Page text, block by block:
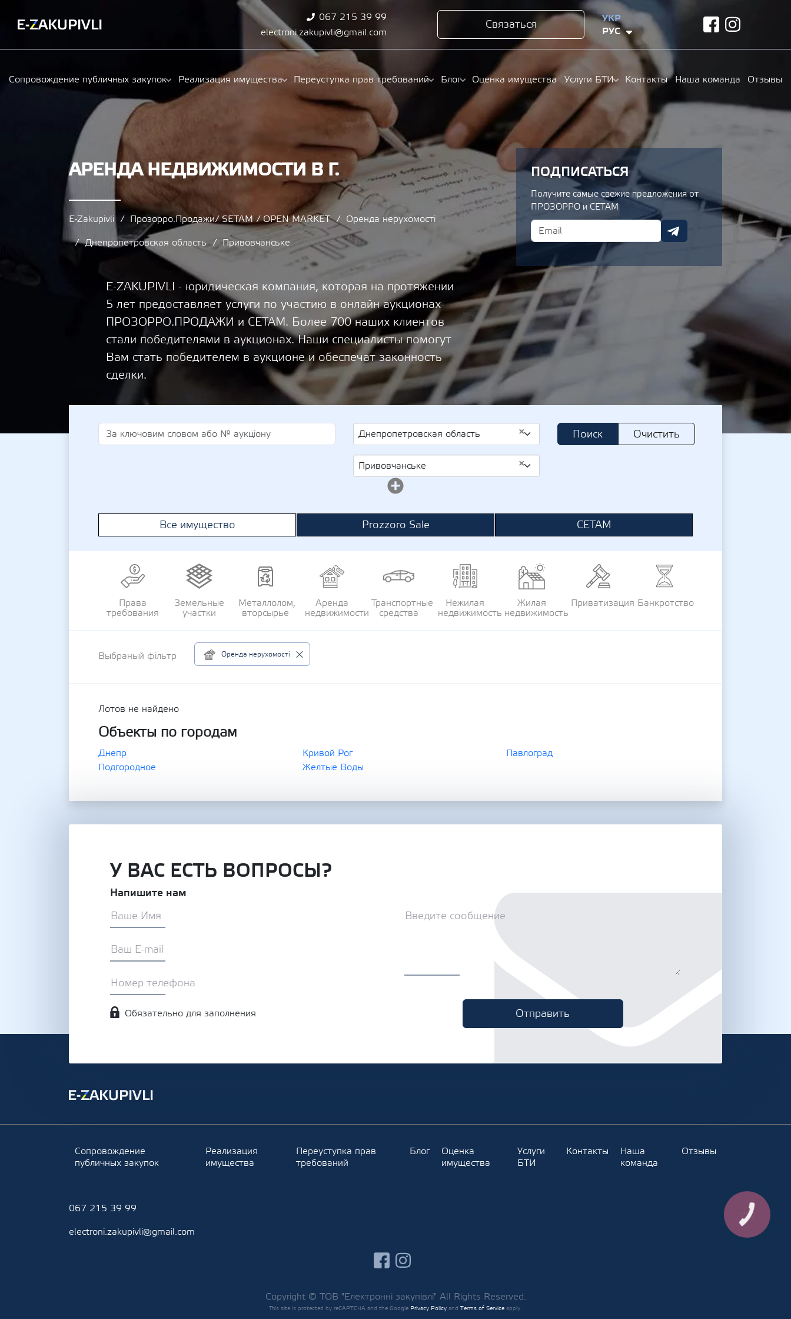
067 215 39 99
electroni.zakupivli@gmail.com
Связаться
УКР
РУС
facebook
Сопровождение публичных закупок Реализация имущества Переуступка прав требований Блог Оценка имущества Услуги БТИ Контакты Наша команда Отзывы
АРЕНДА НЕДВИЖИМОСТИ В Г.
E-Zakupivli Прозорро.Продажи/ SETAM / OPEN MARKET
Оренда нерухомості
Днепропетровская область
Привовчанське
E-ZAKUPIVLI - юридическая компания, которая на протяжении
5 лет предоставляет услуги по участию в онлайн аукционах
ПРОЗОРРО.ПРОДАЖИ и СЕТАМ. Более 700 наших клиентов
стали победителями в аукционах. Наши специалисты помогут
Вам стать победителем в аукционе и обеспечат законность
сделки.
ПОДПИСАТЬСЯ
Получите самые свежие предложения от
ПРОЗОРРО и СЕТАМ
×
Днепропетровская область
×
Привовчанське
Поиск Очистить
Все имущество Prozzoro Sale СЕТАМ
Права
требования
Земельные
участки
Металлолом,
вторсырье
Аренда
недвижимости
Транспортные
средства
Нежилая
недвижимость
Жилая
недвижимость
Приватизация Банкротство
Выбраный фільтр Оренда нерухомості
Лотов не найдено
Объекты по городам
Днепр Кривой Рог
Павлоград
Подгородное
Желтые Воды
У ВАС ЕСТЬ ВОПРОСЫ?
Напишите нам
Обязательно для заполнения
Сопровождение
публичных закупок
Реализация
имущества
Переуступка прав
требований
Блог
Оценка
имущества
Услуги
БТИ
Контакты
Наша
команда
Отзывы
067 215 39 99
electroni.zakupivli@gmail.com
facebook
Copyright © ТОВ "Електронні закупівлі" All Rights Reserved.
This site is protected by reCAPTCHA and the Google Privacy Policy and Terms of Service apply.